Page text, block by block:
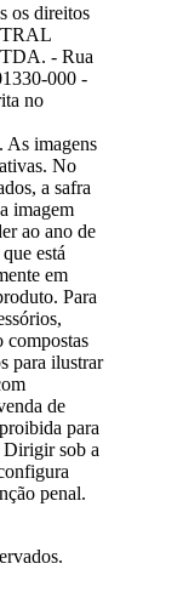
os direitos
- Rua
000 -
no
As imagens
No
a safra
imagem
ao ano de
está
em
Para
compostas
para ilustrar
de
para
Dirigir sob a
penal.